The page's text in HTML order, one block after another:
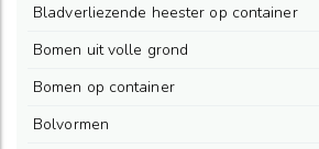
Bladverliezende heester op container
Bomen uit volle grond
Bomen op container
Bolvormen